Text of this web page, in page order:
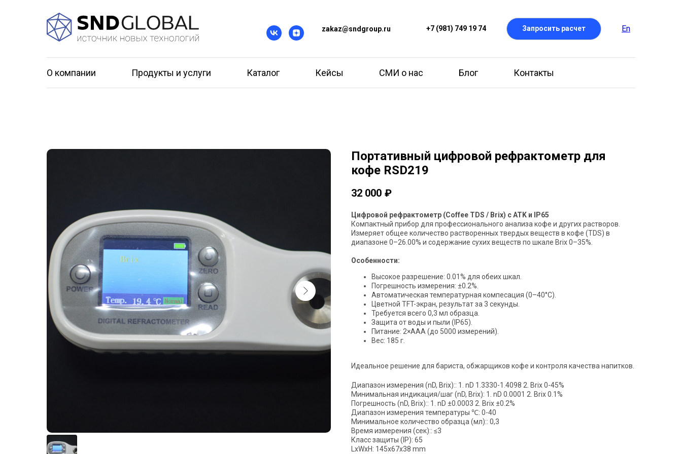
zakaz@sndgroup.ru +7 (981) 749 19 74 Запросить расчет En
О компании Продукты и услуги Каталог Кейсы СМИ о нас Блог Контакты
Портативный цифровой рефрактометр для
кофе RSD219
32 000 ₽
Цифровой рефрактометр (Coffee TDS / Brix) с ATK и IP65
Компактный прибор для профессионального анализа кофе и других растворов.
Измеряет общее количество растворенных твердых веществ в кофе (TDS) в
диапазоне 0–26.00% и содержание сухих веществ по шкале Brix 0–35%.
Особенности:
Высокое разрешение: 0.01% для обеих шкал.
Погрешность измерения: ±0.2%.
Автоматическая температурная компесация (0–40°C).
Цветной TFT-экран, результат за 3 секунды.
Требуется всего 0,3 мл образца.
Защита от воды и пыли (IP65).
Питание: 2×AAA (до 5000 измерений).
Вес: 185 г.
Идеальное решение для бариста, обжарщиков кофе и контроля качества напитков.
Диапазон измерения (nD, Brix):: 1. nD 1.3330-1.4098 2. Brix 0-45%
Минимальная индикация/шаг (nD, Brix): 1. nD 0.0001 2. Brix 0.1%
Погрешность (nD, Brix):: 1. nD ±0.0003 2. Brix ±0.2%
Диапазон измерения температуры ℃: 0-40
Минимальное количество образца (мл):: 0,3
Время измерения (сек):: ≤3
Класс защиты (IP): 65
LxWxH: 145x67x38 mm